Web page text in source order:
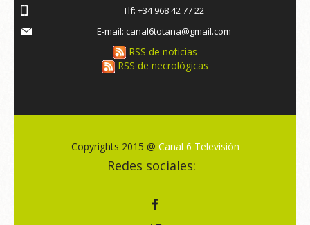
Tlf: +34 968 42 77 22
E-mail: canal6totana@gmail.com
RSS de noticias
RSS de necrológicas
Copyrights 2015 @ Canal 6 Televisión
Redes sociales: